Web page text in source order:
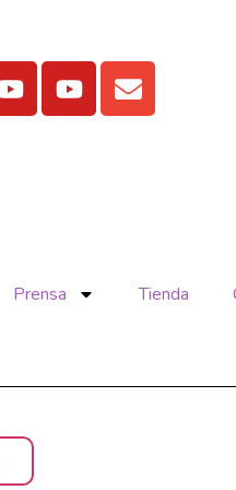
Prensa Tienda